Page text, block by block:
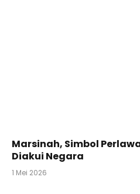
Marsinah, Simbol
Diakui Negara
1 Mei 2026